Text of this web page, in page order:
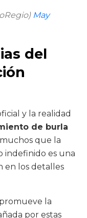
May
del
y la realidad
de burla
muchos que la
indefinido es una
en los detalles
la
por estas